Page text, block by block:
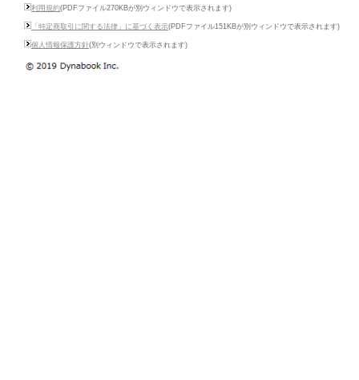
利用規約(PDFファイル270KBが別ウィンドウで表示されます)
「特定商取引に関する法律」に基づく表示(PDFファイル151KBが別ウィンドウで表示されます)
個人情報保護方針(別ウィンドウで表示されます)